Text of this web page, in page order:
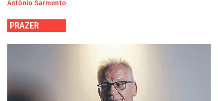
António Sarmento
PRAZER